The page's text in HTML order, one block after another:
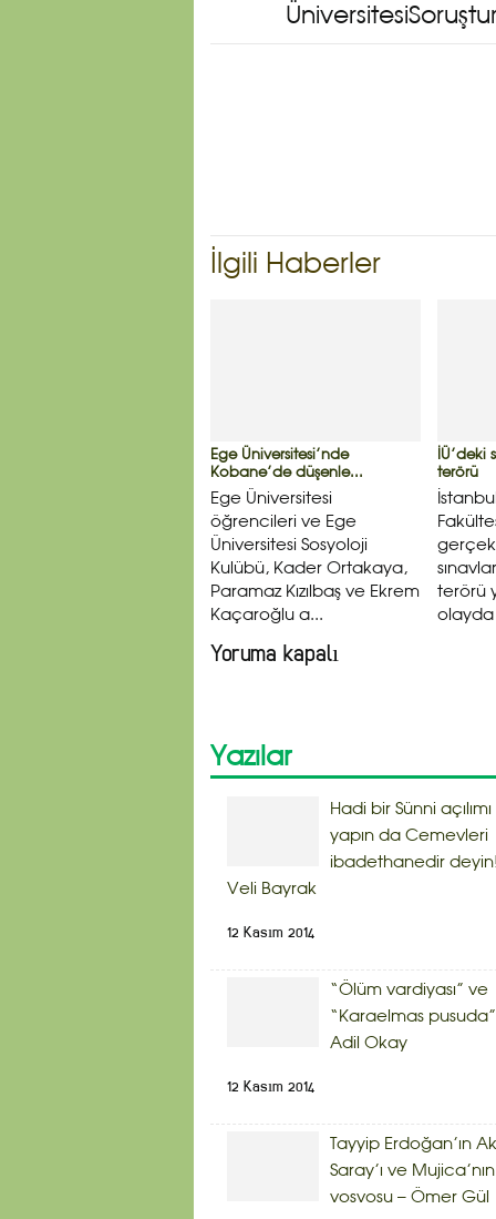
İlgili Haberler
Ege Üniversitesi’nde
Kobane’de düşenle...
Ege Üniversitesi
öğrencileri ve Ege
Üniversitesi Sosyoloji
Kulübü, Kader Ortakaya,
Paramaz Kızılbaş ve Ekrem
Kaçaroğlu a...
İÜ’deki
terörü
terörü
olayda
Yoruma kapalı
Yazılar
Hadi bir Sünni açılımı
yapın da Cemevleri
ibadethanedir
Veli Bayrak
12 Kasım 2014
“Ölüm vardiyası” ve
“Karaelmas
Adil Okay
12 Kasım 2014
Tayyip Erdoğan’ın Ak
Saray’ı ve Mujica’nın
vosvosu – Ömer Gül